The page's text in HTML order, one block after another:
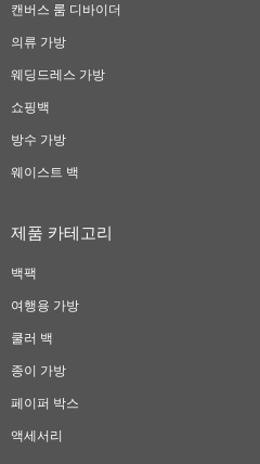
캔버스 룸 디바이더
의류 가방
웨딩드레스 가방
쇼핑백
방수 가방
웨이스트 백
제품 카테고리
백팩
여행용 가방
쿨러 백
종이 가방
페이퍼 박스
액세서리